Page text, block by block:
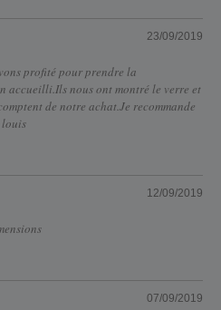
23/09/2019
profité pour prendre la
accueilli.Ils nous ont montré le verre et
de notre achat.Je recommande
louis
12/09/2019
07/09/2019